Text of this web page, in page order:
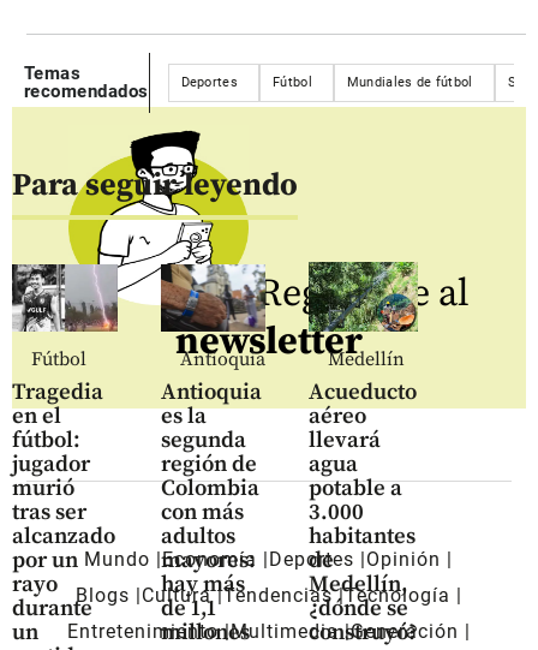
Temas
recomendados
Deportes Fútbol Mundiales de fútbol
Para seguir leyendo
Fútbol
Tragedia
en el
fútbol:
jugador
murió
tras ser
alcanzado
por un
rayo
durante
un
Antioquia
Antioquia
es la
segunda
región de
Colombia
con más
adultos
mayores:
hay más
de 1,1
millones
Medellín
Acueducto
aéreo
llevará
agua
potable a
3.000
habitantes
de
Medellín,
¿dónde se
construyó?
Regístrate al
newsletter
Mundo Economía Deportes
Opinión
Blogs
Cultura Tendencias Tecnología
Entretenimiento Multimedia Generación